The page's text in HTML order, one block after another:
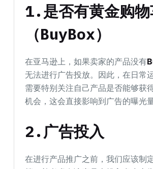
1.是否有黄金购
（BuyBox）
在亚马逊上，如果卖家的产品没有
无法进行广告投放。因此，在日常
需要特别关注自己产品是否能够获
机会，这会直接影响到广告的曝光量
2.广告投入
在进行产品推广之前，我们应该制